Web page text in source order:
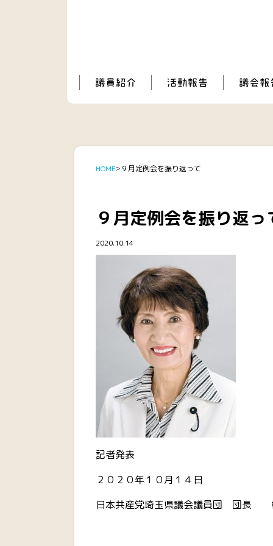
HOME ９月定例会を振り返って
９月定例会を振り返っ
2020.10.14
記者発表
２０２０年１０月１４日
日本共産党埼玉県議会議員団 団長